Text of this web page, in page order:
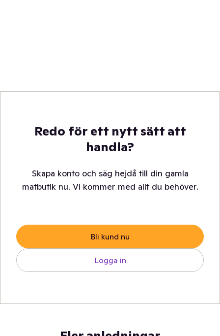
Redo för ett nytt sätt att
handla?
Skapa konto och säg hejdå till din gamla
matbutik nu. Vi kommer med allt du behöver.
Bli kund nu
Logga in